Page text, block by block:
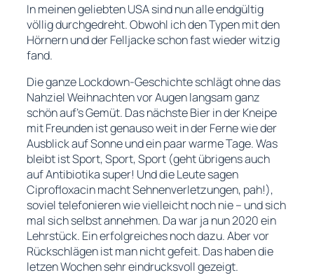
In meinen geliebten USA sind nun alle endgültig
völlig durchgedreht. Obwohl ich den Typen mit den
Hörnern und der Felljacke schon fast wieder witzig
fand.
Die ganze Lockdown-Geschichte schlägt ohne das
Nahziel Weihnachten vor Augen langsam ganz
schön auf’s Gemüt. Das nächste Bier in der Kneipe
mit Freunden ist genauso weit in der Ferne wie der
Ausblick auf Sonne und ein paar warme Tage. Was
bleibt ist Sport, Sport, Sport (geht übrigens auch
auf Antibiotika super! Und die Leute sagen
Ciprofloxacinmacht Sehnenverletzungen, pah!),
soviel telefonieren wie vielleicht noch nie – und sich
mal sich selbst annehmen. Da war ja nun 2020 ein
Lehrstück. Ein erfolgreiches noch dazu. Aber vor
Rückschlägen ist man nicht gefeit. Das haben die
letzen Wochen sehr eindrucksvoll gezeigt.